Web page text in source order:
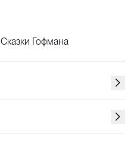
Сказки Гофмана